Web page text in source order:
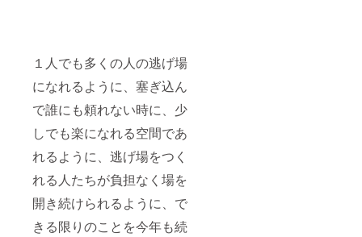
１人でも多くの人の逃げ場
になれるように、塞ぎ込ん
で誰にも頼れない時に、少
しでも楽になれる空間であ
れるように、逃げ場をつく
れる人たちが負担なく場を
開き続けられるように、で
きる限りのことを今年も続